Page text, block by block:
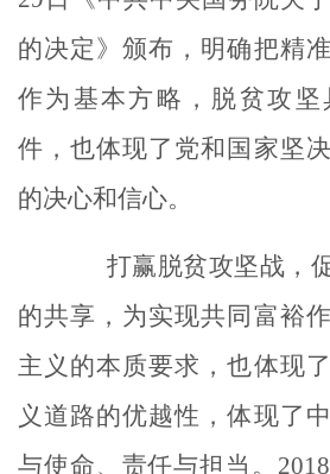
的决定》颁布，明确把精
作为基本方略，脱贫攻坚
件，也体现了党和国家坚
的决心和信心。
打赢脱贫攻坚战，促
的共享，为实现共同富裕
主义的本质要求，也体现
义道路的优越性，体现了
与使命、责任与担当。 2018